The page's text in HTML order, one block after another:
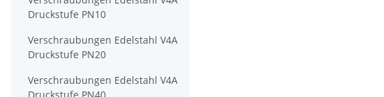
Druckstufe PN10
Verschraubungen Edelstahl V4A
Druckstufe PN20
Verschraubungen Edelstahl V4A